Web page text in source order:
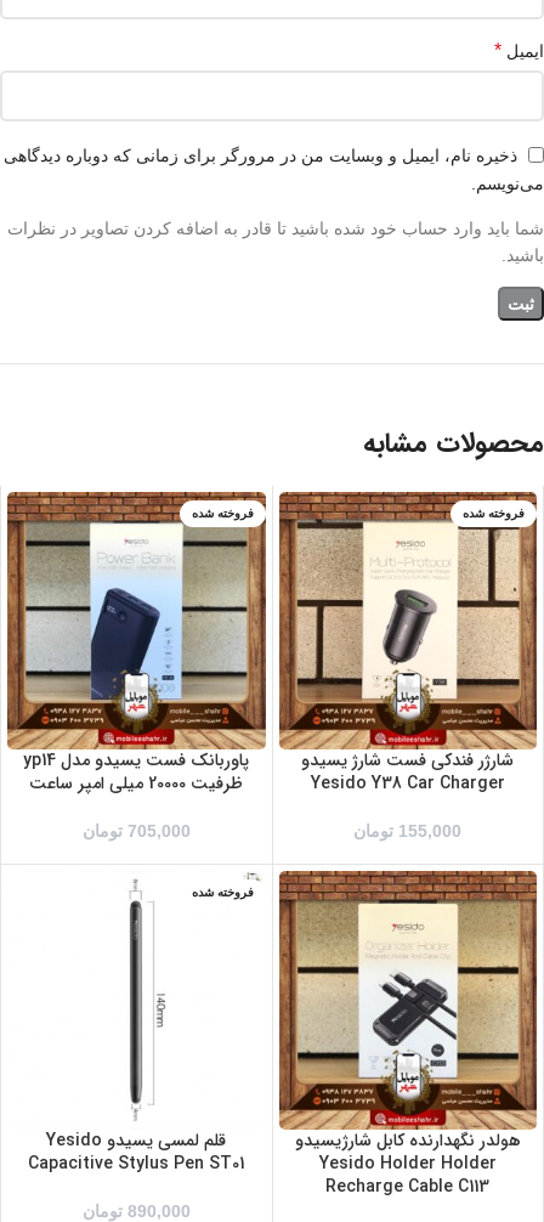
ایمیل *
ذخیره نام، ایمیل و وبسایت من در مرورگر برای زمانی که دوباره دیدگاهی
می‌نویسم.
شما باید وارد حساب خود شده باشید تا قادر به اضافه کردن تصاویر در نظرات
باشید.
محصولات مشابه
فروخته شده
شارژر فندکی فست شارژ یسیدو
Yesido Y38 Car Charger
155,000 تومان
فروخته شده
پاوربانک فست یسیدو مدل yp14
ظرفیت 20000 میلی امپر ساعت
705,000 تومان
هولدر نگهدارنده کابل شارژیسیدو
Yesido Holder Holder
Recharge Cable C113
فروخته شده
قلم لمسی یسیدو Yesido
Capacitive Stylus Pen ST01
890,000 تومان